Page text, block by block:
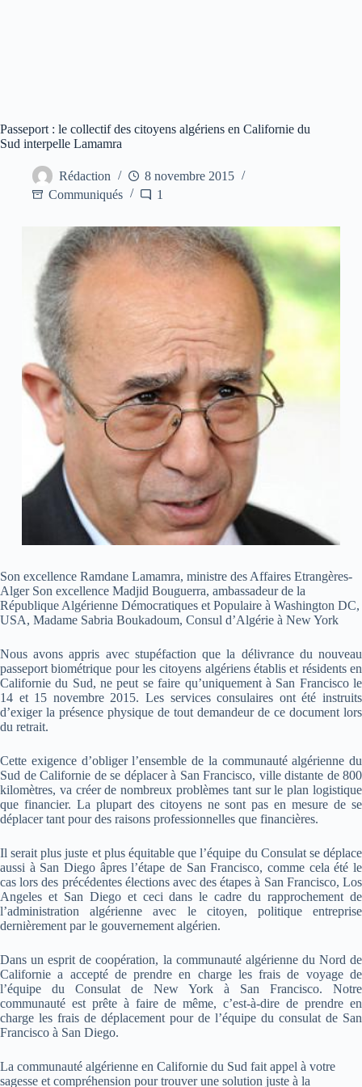
Passeport : le collectif des citoyens algériens en Californie du
Sud interpelle Lamamra
Rédaction
8 novembre 2015
Communiqués
1
Son excellence Ramdane Lamamra, ministre des Affaires Etrangères-
Alger Son excellence Madjid Bouguerra, ambassadeur de la
République Algérienne Démocratiques et Populaire à Washington DC,
USA, Madame Sabria Boukadoum, Consul d’Algérie à New York
Nous avons appris avec stupéfaction que la délivrance du nouveau
passeport biométrique pour les citoyens algériens établis et résidents en
Californie du Sud, ne peut se faire qu’uniquement à San Francisco le
14 et 15 novembre 2015. Les services consulaires ont été instruits
d’exiger la présence physique de tout demandeur de ce document lors
du retrait.
Cette exigence d’obliger l’ensemble de la communauté algérienne du
Sud de Californie de se déplacer à San Francisco, ville distante de 800
kilomètres, va créer de nombreux problèmes tant sur le plan logistique
que financier. La plupart des citoyens ne sont pas en mesure de se
déplacer tant pour des raisons professionnelles que financières.
Il serait plus juste et plus équitable que l’équipe du Consulat se déplace
aussi à San Diego âpres l’étape de San Francisco, comme cela été le
cas lors des précédentes élections avec des étapes à San Francisco, Los
Angeles et San Diego et ceci dans le cadre du rapprochement de
l’administration algérienne avec le citoyen, politique entreprise
dernièrement par le gouvernement algérien.
Dans un esprit de coopération, la communauté algérienne du Nord de
Californie a accepté de prendre en charge les frais de voyage de
l’équipe du Consulat de New York à San Francisco. Notre
communauté est prête à faire de même, c’est-à-dire de prendre en
charge les frais de déplacement pour de l’équipe du consulat de San
Francisco à San Diego.
La communauté algérienne en Californie du Sud fait appel à votre
sagesse et compréhension pour trouver une solution juste à la